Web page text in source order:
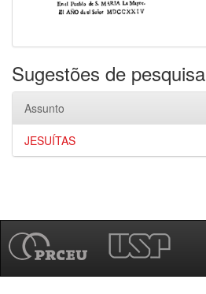
Sugestões de pesquisa
Assunto
JESUÍTAS